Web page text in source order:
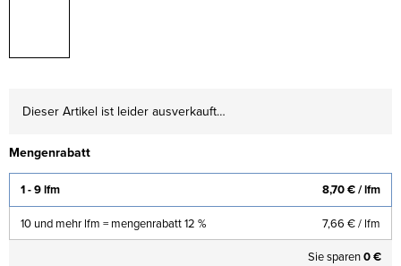
Dieser Artikel ist leider ausverkauft…
Mengenrabatt
1 - 9 lfm 8,70 €/ lfm
10 und mehr lfm = mengenrabatt 12 % 7,66 €/ lfm
Sie sparen0 €